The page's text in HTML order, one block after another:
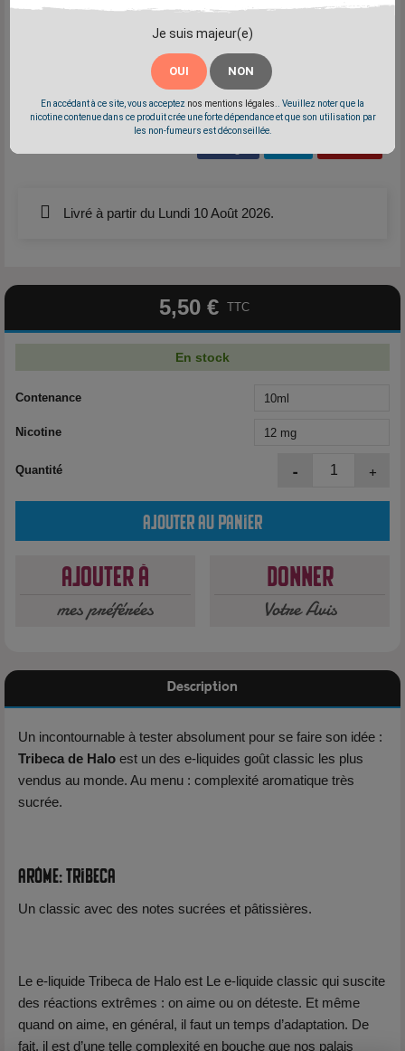
Je suis majeur(e)
OUI NON
En accédant à ce site, vous acceptez nos mentions légales.
. Veuillez noter que la
nicotine contenue dans ce produit crée une forte dépendance et que son utilisation par
les non-fumeurs est déconseillée.
Marque: Halo
Un classic avec des notes sucrées pâtissières
Disponible: 0mg - 3mg - 6mg - 12mg - 18mg
Fabriqué aux Etat-Unis
Livré à partir du Lundi 10 Août 2026.
5,50 € TTC
En stock
Contenance
Nicotine
Quantité - +
Ajouter au panier
Ajouter à
mes préférées
Donner
Votre Avis
Description
Un incontournable à tester absolument pour se faire son idée :
Tribeca de Halo est un des e-liquides goût classic les plus
vendus au monde. Au menu : complexité aromatique très
sucrée.
Arôme: Tribeca
Un classic avec des notes sucrées et pâtissières.
Le e-liquide Tribeca de Halo est Le e-liquide classic qui suscite
des réactions extrêmes : on aime ou on déteste. Et même
quand on aime, en général, il faut un temps d’adaptation. De
fait, il est d’une telle complexité en bouche que nos palais